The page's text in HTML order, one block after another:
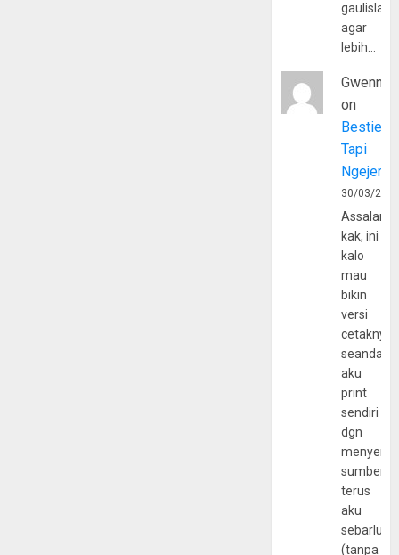
agar
lebih…
Gwenny
on
Bestie
Tapi
30/03/
kak, ini
kalo
mau
bikin
versi
cetaknya
aku
print
sendiri
dgn
sumber
terus
aku
(tanpa